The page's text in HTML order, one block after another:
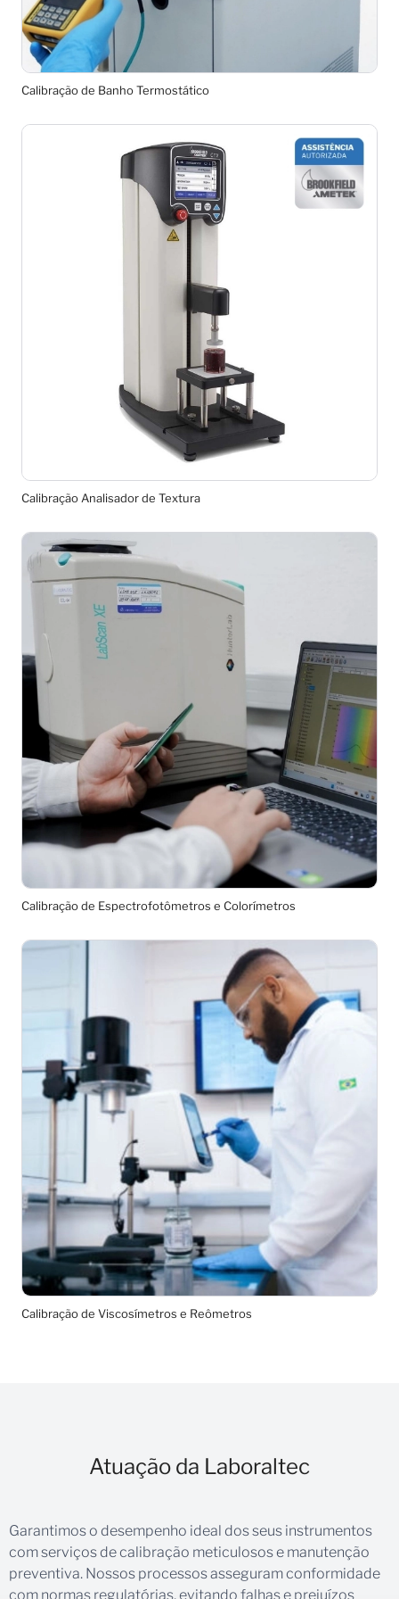
Calibração de Banho Termostático
Calibração Analisador de Textura
Calibração de Espectrofotômetros e Colorímetros
Calibração de Viscosímetros e Reômetros
Atuação da Laboraltec
Garantimos o desempenho ideal dos seus instrumentos
com serviços de calibração meticulosos e manutenção
preventiva. Nossos processos asseguram conformidade
com normas regulatórias, evitando falhas e prejuízos